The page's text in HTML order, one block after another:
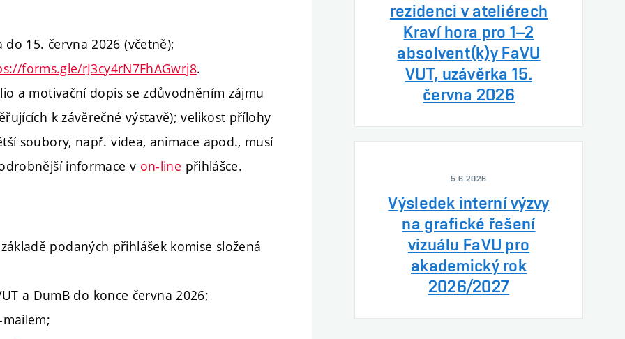
15. června 2026 (včetně);
forms.gle/rJ3cy4rN7FhAGwrj8.
a motivační dopis se zdůvodněním zájmu
k závěrečné výstavě); velikost přílohy
soubory, např. videa, animace apod., musí
informace v on-line přihlášce.
podaných přihlášek komise složená
a DumB do konce června 2026;
rezidenci v ateliérech
Kraví hora pro 1–2
absolvent(k)y FaVU
VUT, uzávěrka 15.
června 2026
5.6.2026
Výsledek interní výzvy
na grafické řešení
vizuálu FaVU pro
akademický rok
2026/2027